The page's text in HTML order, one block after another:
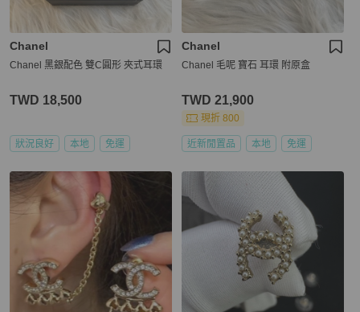
Chanel
Chanel 黑銀配色 雙C圓形 夾式耳環
TWD 18,500
狀況良好 本地 免運
Chanel
Chanel 毛呢 寶石 耳環 附原盒
TWD 21,900
現折 800
近新閒置品 本地 免運